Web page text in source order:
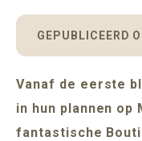
GEPUBLICEERD
Vanaf de eerste
in hun plannen op
fantastische